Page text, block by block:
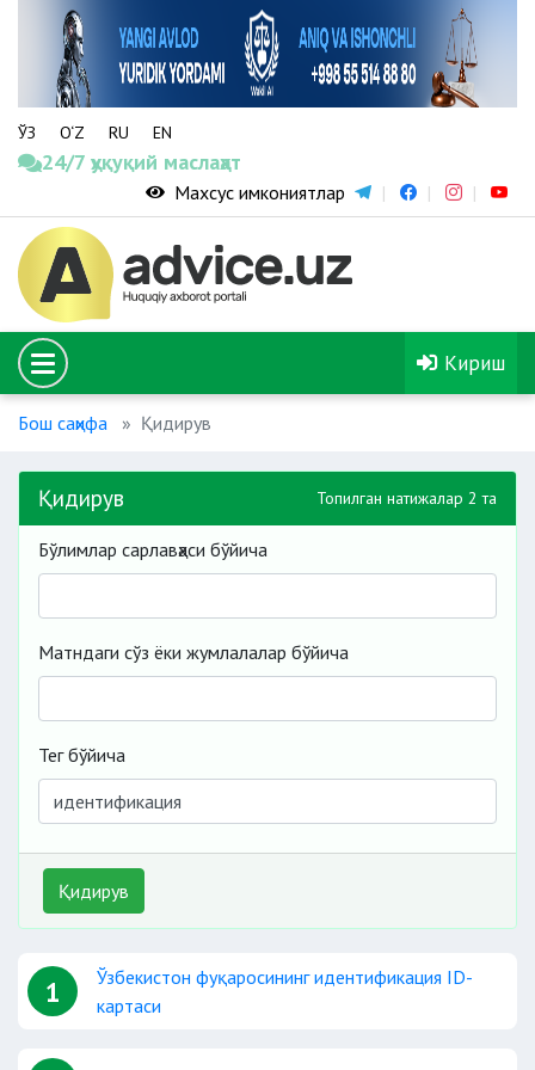
ЎЗ O‘Z RU EN
24/7 ҳуқуқий маслаҳат
Махсус имкониятлар
Кириш
Бош саҳифа Қидирув
Қидирув Топилган натижалар 2 та
Бўлимлар сарлавҳаси бўйича
Матндаги сўз ёки жумлалалар бўйича
Тег бўйича
Қидирув
1
Ўзбекистон фуқаросининг идентификация ID-
картаси